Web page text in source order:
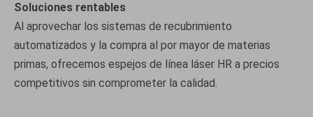
Soluciones rentables
Al aprovechar los sistemas de recubrimiento
automatizados y la compra al por mayor de materias
primas, ofrecemos espejos de línea láser HR a precios
competitivos sin comprometer la calidad.